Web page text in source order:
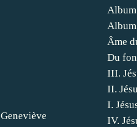
Album
Album
Âme
Du
III.
II.
I.
IV.